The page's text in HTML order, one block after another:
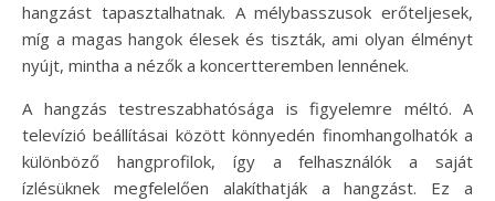
hangzást tapasztalhatnak. A mélybasszusok erőteljesek,
míg a magas hangok élesek és tiszták, ami olyan élményt
nyújt, mintha a nézők a koncertteremben lennének.
A hangzás testreszabhatósága is figyelemre méltó. A
televízió beállításai között könnyedén finomhangolhatók a
különböző hangprofilok, így a felhasználók a saját
ízlésüknek megfelelően alakíthatják a hangzást. Ez a